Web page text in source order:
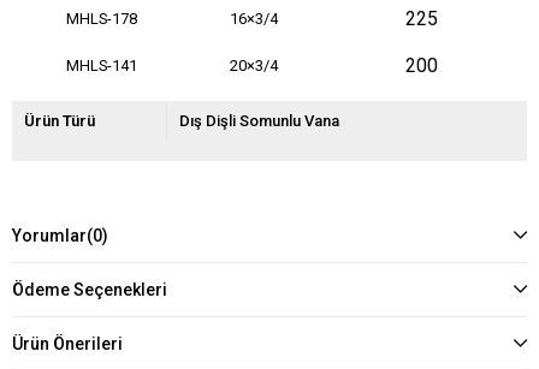
MHLS-178 16×3/4 225
MHLS-141 20×3/4 200
Ürün Türü Dış Dişli Somunlu Vana
Yorumlar(0)
Ödeme Seçenekleri
Ürün Önerileri